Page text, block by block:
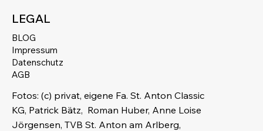
LEGAL
BLOG
Impressum
Datenschutz
AGB
Fotos: (c) privat, eigene Fa. St. Anton Classic
KG, Patrick Bätz, Roman Huber, Anne Loise
Jörgensen, TVB St. Anton am Arlberg,